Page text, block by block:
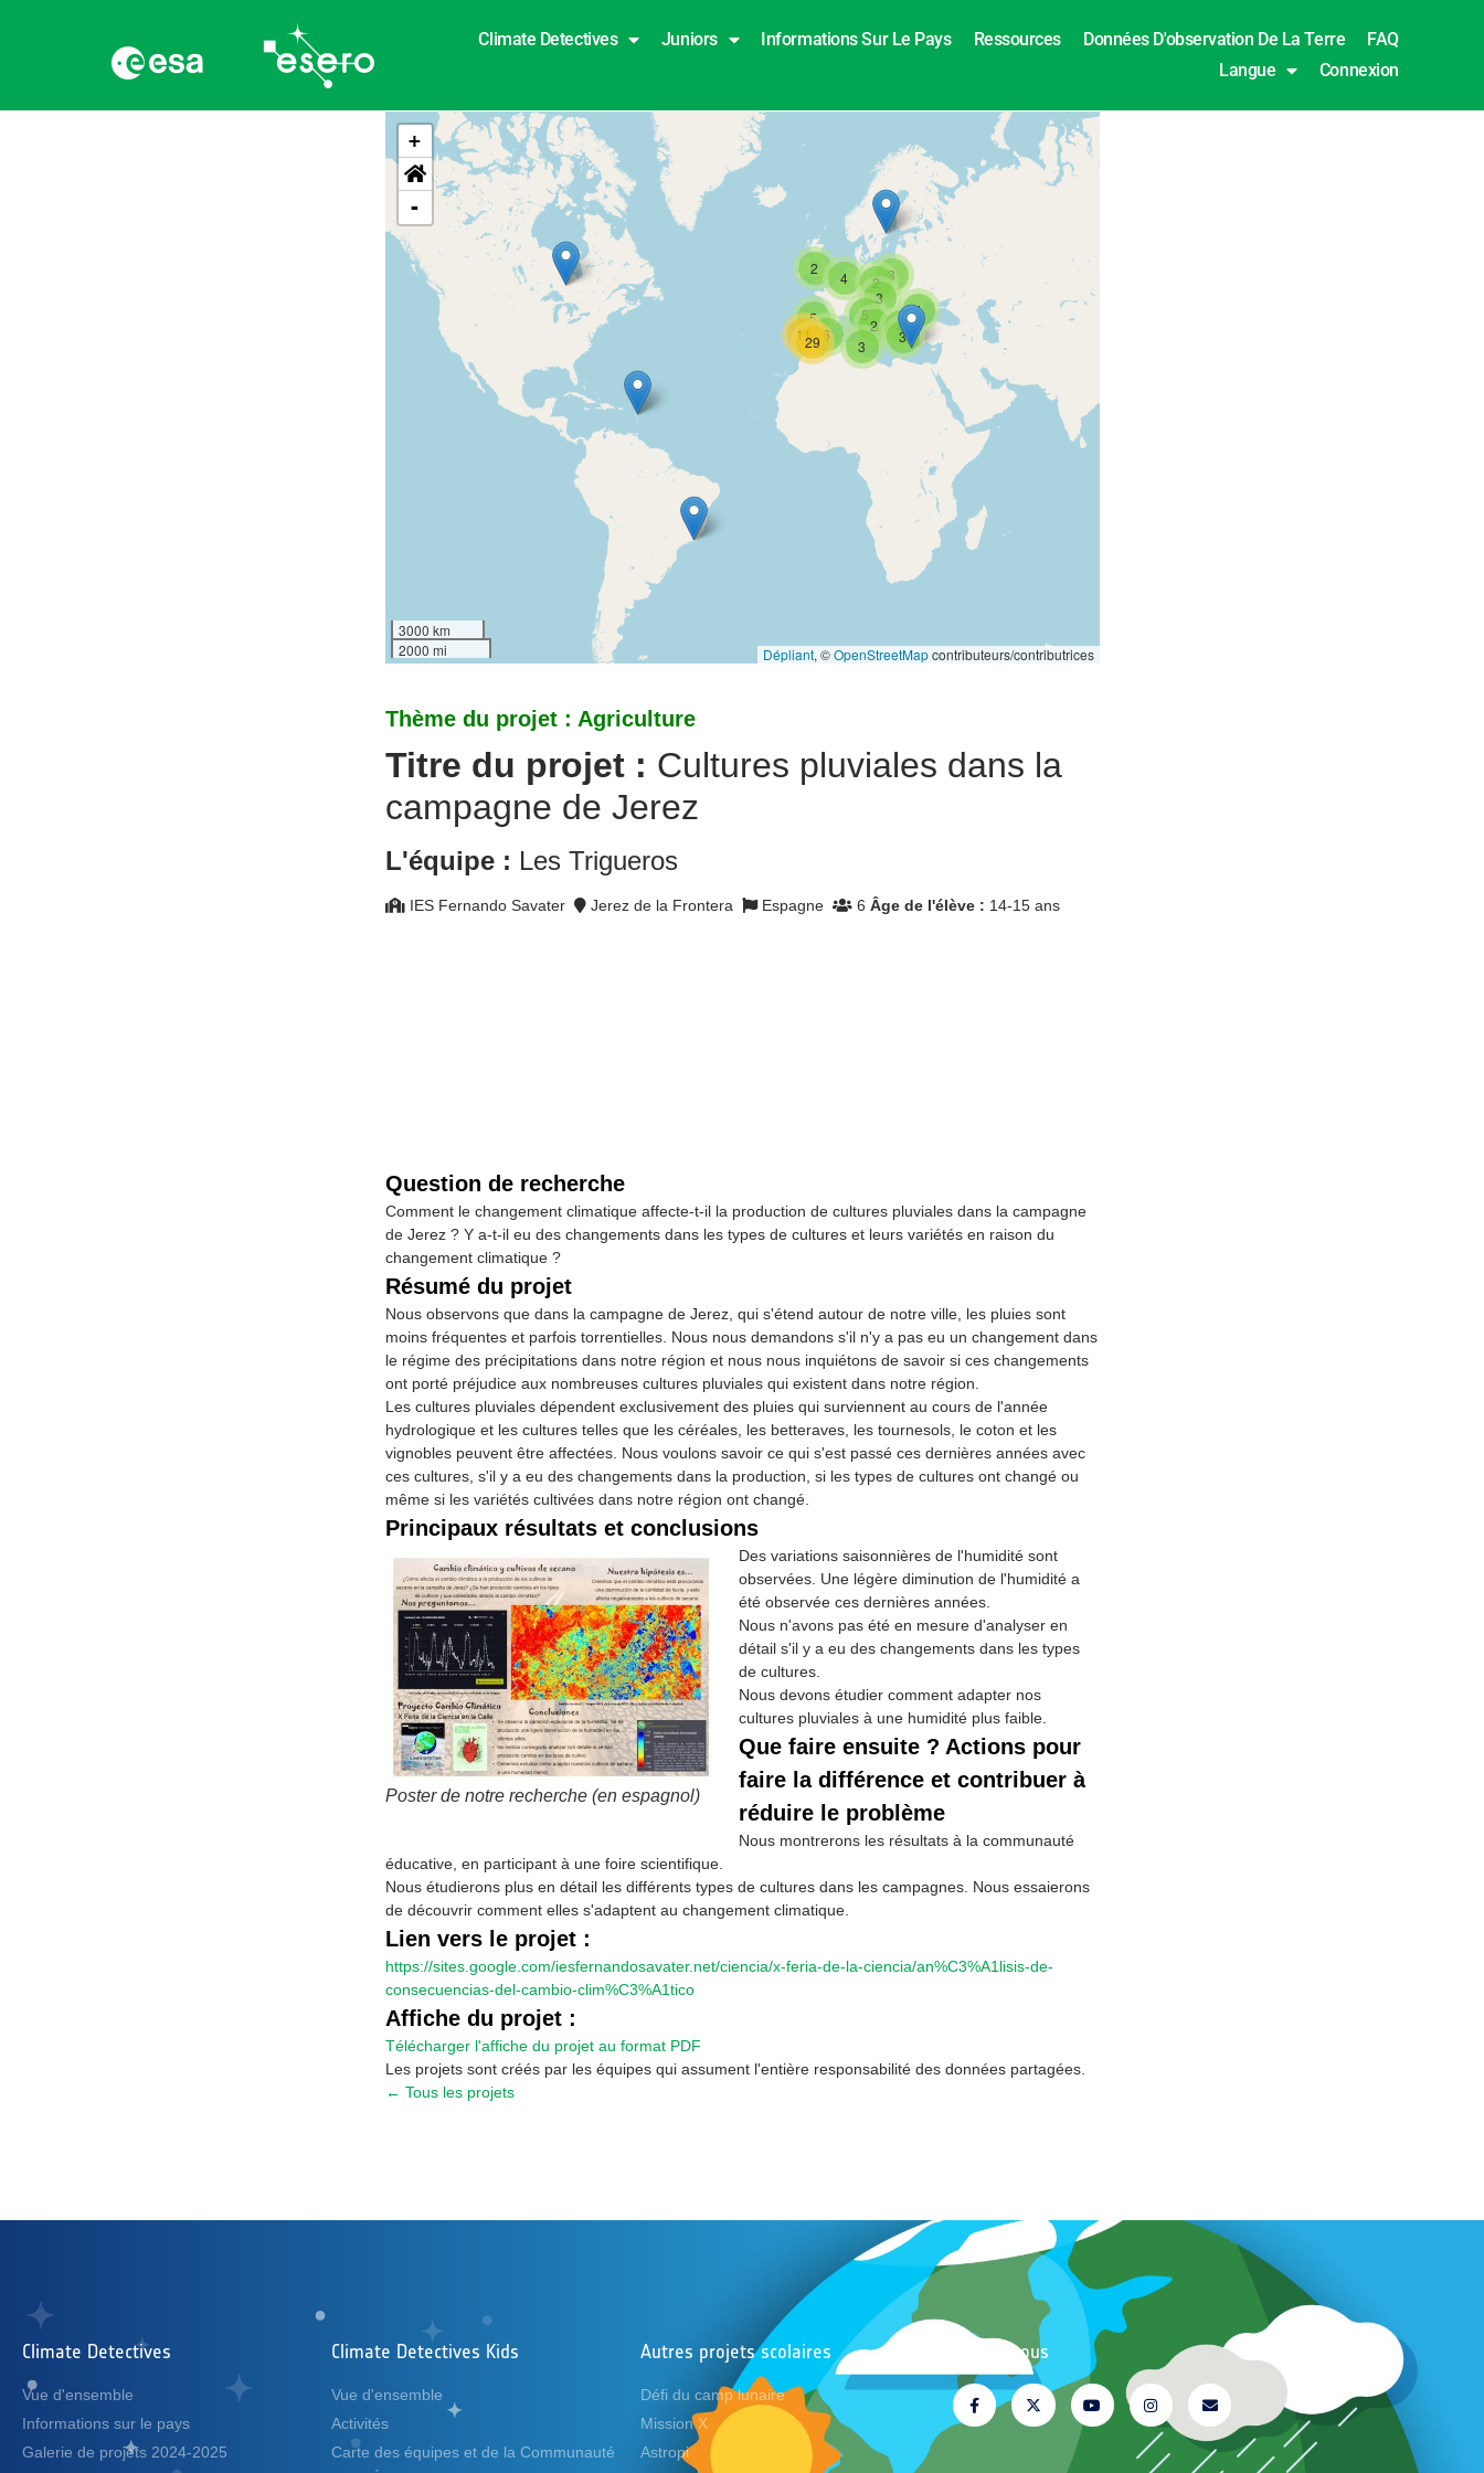
Climate Detectives Juniors Informations Sur Le Pays Ressources Données D'observation De La Terre
FAQ
Langue
Connexion
2
3
3
2
5
2
4 3
4
3
4
6
5
29
11
+
-
3000 km
2000 mi
Dépliant, ©OpenStreetMapcontributeurs/contributrices
Thème du projet : Agriculture
Titre du projet : Cultures pluviales dans la
campagne de Jerez
L'équipe : Les Trigueros
IES Fernando Savater Jerez de la Frontera Espagne 6 Âge de l'élève : 14-15 ans
Question de recherche
Comment le changement climatique affecte-t-il la production de cultures pluviales dans la campagne
de Jerez ? Y a-t-il eu des changements dans les types de cultures et leurs variétés en raison du
changement climatique ?
Résumé du projet
Nous observons que dans la campagne de Jerez, qui s'étend autour de notre ville, les pluies sont
moins fréquentes et parfois torrentielles. Nous nous demandons s'il n'y a pas eu un changement dans
le régime des précipitations dans notre région et nous nous inquiétons de savoir si ces changements
ont porté préjudice aux nombreuses cultures pluviales qui existent dans notre région.
Les cultures pluviales dépendent exclusivement des pluies qui surviennent au cours de l'année
hydrologique et les cultures telles que les céréales, les betteraves, les tournesols, le coton et les
vignobles peuvent être affectées. Nous voulons savoir ce qui s'est passé ces dernières années avec
ces cultures, s'il y a eu des changements dans la production, si les types de cultures ont changé ou
même si les variétés cultivées dans notre région ont changé.
Principaux résultats et conclusions
Poster de notre recherche (en espagnol)
Des variations saisonnières de l'humidité sont
observées. Une légère diminution de l'humidité a
été observée ces dernières années.
Nous n'avons pas été en mesure d'analyser en
détail s'il y a eu des changements dans les types
de cultures.
Nous devons étudier comment adapter nos
cultures pluviales à une humidité plus faible.
Que faire ensuite ? Actions pour
faire la différence et contribuer à
réduire le problème
Nous montrerons les résultats à la communauté
éducative, en participant à une foire scientifique.
Nous étudierons plus en détail les différents types de cultures dans les campagnes. Nous essaierons
de découvrir comment elles s'adaptent au changement climatique.
Lien vers le projet :
https://sites.google.com/iesfernandosavater.net/ciencia/x-feria-de-la-ciencia/an%C3%A1lisis-de-
consecuencias-del-cambio-clim%C3%A1tico
Affiche du projet :
Télécharger l'affiche du projet au format PDF
Les projets sont créés par les équipes qui assument l'entière responsabilité des données partagées.
← Tous les projets
Climate Detectives
Vue d'ensemble
Informations sur le pays
Galerie de projets 2024-2025
Climate Detectives Kids
Vue d'ensemble
Activités
Carte des équipes et de la Communauté
Autres projets scolaires
Défi du camp lunaire
Mission X
Astropi
Suivez-nous